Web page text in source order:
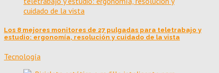
Los 8 mejores monitores de 27 pulgadas para teletrabajo y
estudio: ergonomía, resolución y cuidado de la vista
Tecnología